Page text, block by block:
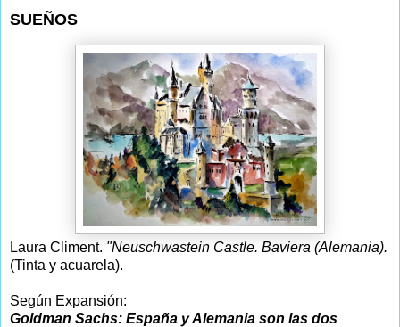
SUEÑOS
Laura Climent. "Neuschwastein Castle. Baviera (Alemania).
(Tinta y acuarela).
Según Expansión:
Goldman Sachs: España y Alemania son las dos